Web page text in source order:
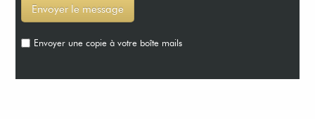
Envoyer une copie à votre boîte mails